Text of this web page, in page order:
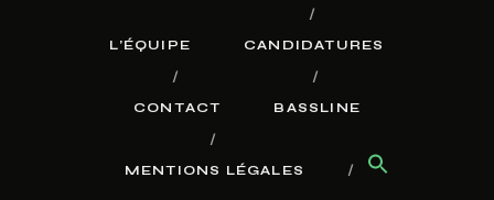
L’ÉQUIPE CANDIDATURES
CONTACT BASSLINE
MENTIONS LÉGALES